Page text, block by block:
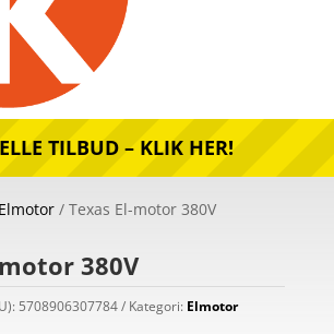
TILBUD – KLIK HER!
Elmotor/ Texas El-motor 380V
380V
5708906307784 Kategori: Elmotor